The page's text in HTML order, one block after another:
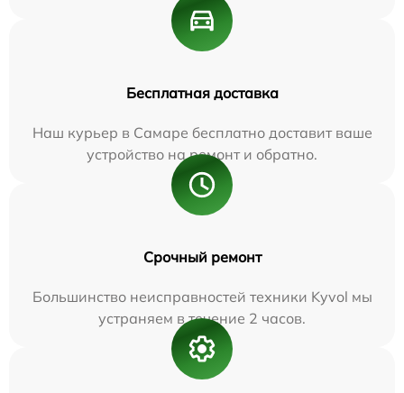
Бесплатная доставка
Наш курьер в Самаре бесплатно доставит ваше
устройство на ремонт и обратно.
Срочный ремонт
Большинство неисправностей техники Kyvol мы
устраняем в течение 2 часов.